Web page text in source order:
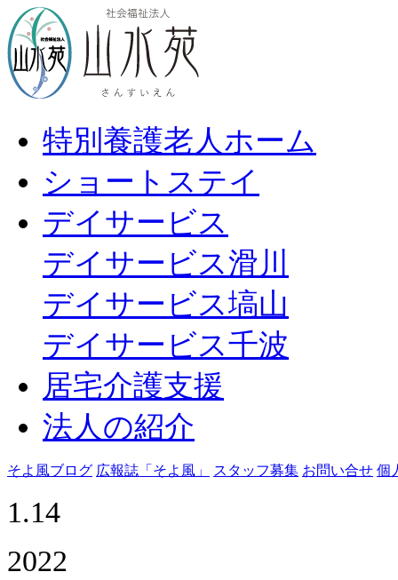
特別養護老人ホーム
ショートステイ
デイサービス
デイサービス滑川
デイサービス塙山
デイサービス千波
居宅介護支援
法人の紹介
そよ風ブログ 広報誌「そよ風」 スタッフ募集 お問い合せ 個
1.14
2022